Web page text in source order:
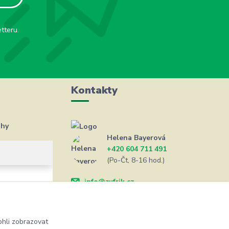
Kontakty
Helena Bayerová
+420 604 711 491
(Po-Čt, 8-16 hod.)
info@zufrik.cz
zobrazovat